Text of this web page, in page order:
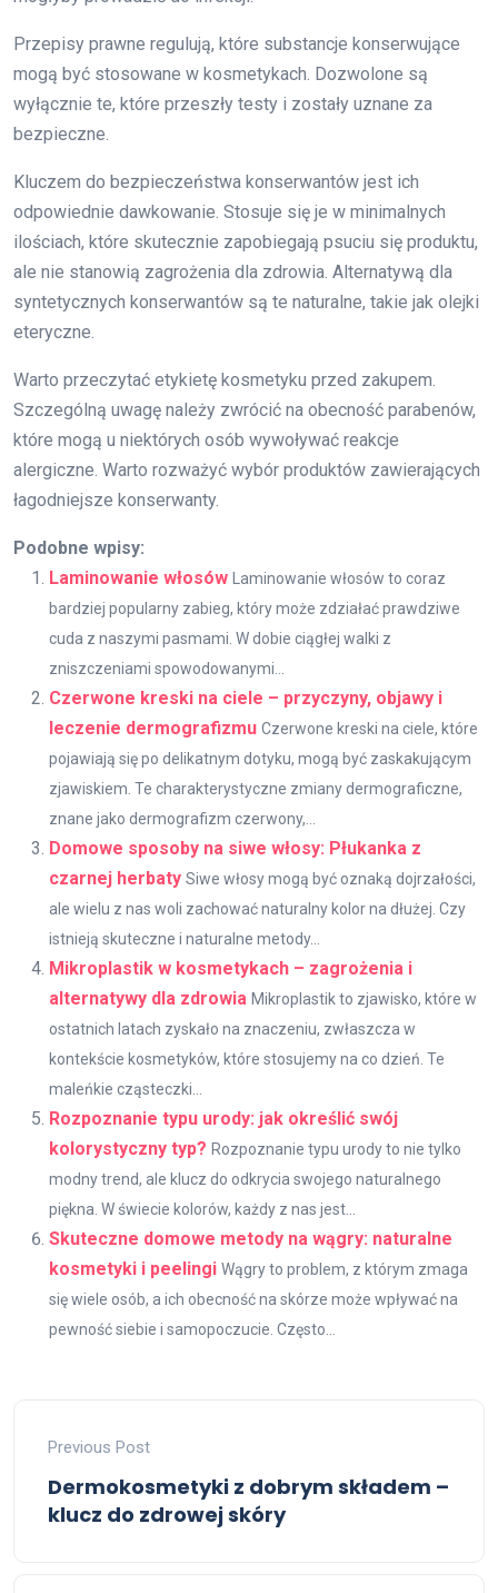
Przepisy prawne regulują, które substancje konserwujące
mogą być stosowane w kosmetykach. Dozwolone są
wyłącznie te, które przeszły testy i zostały uznane za
bezpieczne.
Kluczem do bezpieczeństwa konserwantów jest ich
odpowiednie dawkowanie. Stosuje się je w minimalnych
ilościach, które skutecznie zapobiegają psuciu się produktu,
ale nie stanowią zagrożenia dla zdrowia. Alternatywą dla
syntetycznych konserwantów są te naturalne, takie jak olejki
eteryczne.
Warto przeczytać etykietę kosmetyku przed zakupem.
Szczególną uwagę należy zwrócić na obecność parabenów,
które mogą u niektórych osób wywoływać reakcje
alergiczne. Warto rozważyć wybór produktów zawierających
łagodniejsze konserwanty.
Podobne wpisy:
Laminowanie włosów
Laminowanie włosów to coraz
bardziej popularny zabieg, który może zdziałać prawdziwe
cuda z naszymi pasmami. W dobie ciągłej walki z
zniszczeniami spowodowanymi...
Czerwone kreski na ciele – przyczyny, objawy i
leczenie dermografizmu Czerwone kreski na ciele, które
pojawiają się po delikatnym dotyku, mogą być zaskakującym
zjawiskiem. Te charakterystyczne zmiany dermograficzne,
znane jako dermografizm czerwony,...
Domowe sposoby na siwe włosy: Płukanka z
czarnej herbaty Siwe włosy mogą być oznaką dojrzałości,
ale wielu z nas woli zachować naturalny kolor na dłużej. Czy
istnieją skuteczne i naturalne metody...
Mikroplastik w kosmetykach – zagrożenia i
alternatywy dla zdrowia Mikroplastik to zjawisko, które w
ostatnich latach zyskało na znaczeniu, zwłaszcza w
kontekście kosmetyków, które stosujemy na co dzień. Te
maleńkie cząsteczki...
Rozpoznanie typu urody: jak określić swój
kolorystyczny typ? Rozpoznanie typu urody to nie tylko
modny trend, ale klucz do odkrycia swojego naturalnego
piękna. W świecie kolorów, każdy z nas jest...
Skuteczne domowe metody na wągry: naturalne
kosmetyki i peelingi Wągry to problem, z którym zmaga
się wiele osób, a ich obecność na skórze może wpływać na
pewność siebie i samopoczucie. Często...
Previous Post
Dermokosmetyki z dobrym składem –
klucz do zdrowej skóry